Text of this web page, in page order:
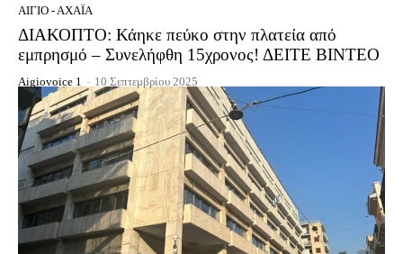
ΑΊΓΙΟ - ΑΧΑΪ́Α
ΔΙΑΚΟΠΤΟ: Κάηκε πεύκο στην πλατεία από
εμπρησμό – Συνελήφθη 15χρονος! ΔΕΙΤΕ ΒΙΝΤΕΟ
Aigiovoice 1 - 10 Σεπτεμβρίου 2025